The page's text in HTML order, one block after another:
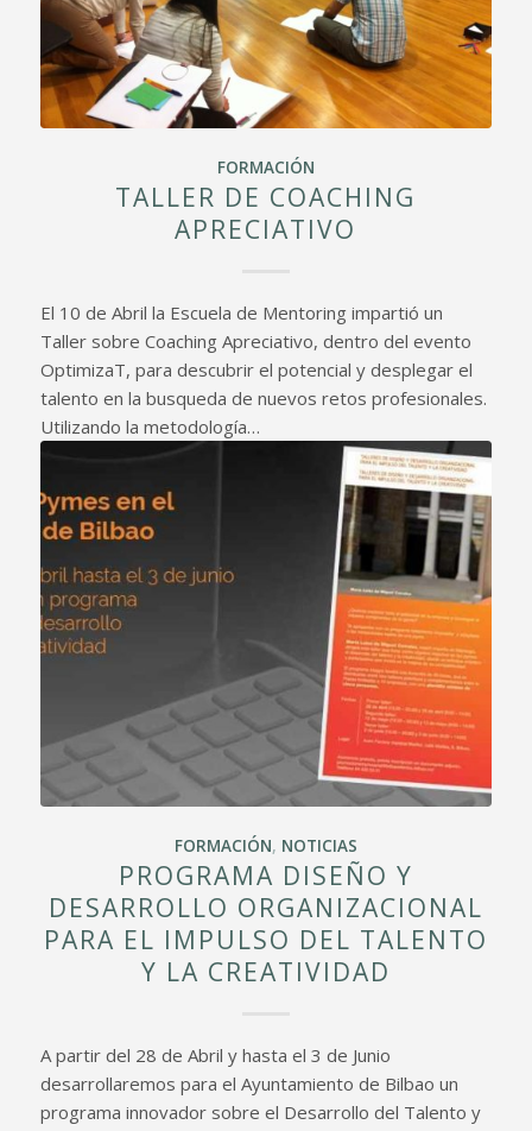
FORMACIÓN
TALLER DE COACHING
APRECIATIVO
El 10 de Abril la Escuela de Mentoring impartió un
Taller sobre Coaching Apreciativo, dentro del evento
OptimizaT, para descubrir el potencial y desplegar el
talento en la busqueda de nuevos retos profesionales.
Utilizando la metodología…
FORMACIÓN, NOTICIAS
PROGRAMA DISEÑO Y
DESARROLLO ORGANIZACIONAL
PARA EL IMPULSO DEL TALENTO
Y LA CREATIVIDAD
A partir del 28 de Abril y hasta el 3 de Junio
desarrollaremos para el Ayuntamiento de Bilbao un
programa innovador sobre el Desarrollo del Talento y